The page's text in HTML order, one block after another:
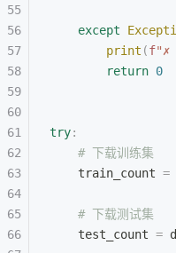
    except
        print
(f"✗
        return
0
try:
    # 下载训练集
    train_count
=
    # 下载测试集
    test_count
=